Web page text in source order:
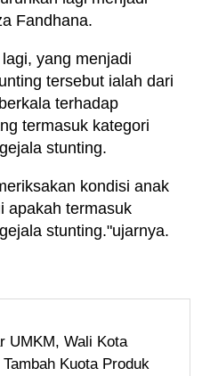
Fandhana.
yang menjadi
tersebut ialah dari
terhadap
termasuk kategori
stunting.
kondisi anak
apakah termasuk
stunting."ujarnya.
UMKM, Wali Kota
Kuota Produk